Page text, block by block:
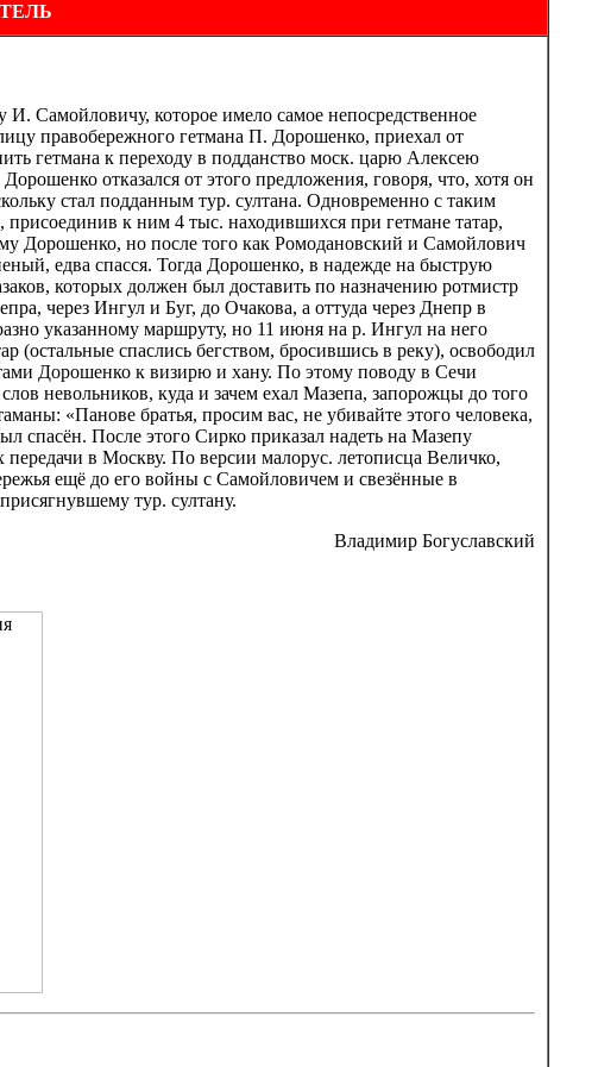
Самойловичу, которое имело самое непосредственное
правобережного гетмана П. Дорошенко, приехал от
гетмана к переходу в подданство моск. царю Алексею
отказался от этого предложения, говоря, что, хотя он
стал подданным тур. султана. Одновременно с таким
к ним 4 тыс. находившихся при гетмане татар,
Дорошенко, но после того как Ромодановский и Самойлович
едва спасся. Тогда Дорошенко, в надежде на быструю
которых должен был доставить по назначению ротмистр
через Ингул и Буг, до Очакова, а оттуда через Днепр в
указанному маршруту, но 11 июня на р. Ингул на него
(остальные спаслись бегством, бросившись в реку), освободил
Дорошенко к визирю и хану. По этому поводу в Сечи
невольников, куда и зачем ехал Мазепа, запорожцы до того
«Панове братья, просим вас, не убивайте этого человека,
спасён. После этого Сирко приказал надеть на Мазепу
в Москву. По версии малорус. летописца Величко,
ещё до его войны с Самойловичем и свезённые в
тур. султану.
Владимир Богуславский